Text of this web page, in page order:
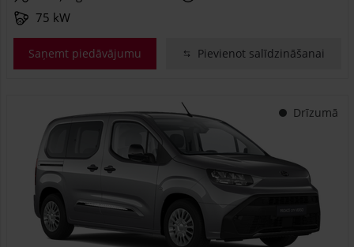
75 kW
Saņemt piedāvājumu Pievienot salīdzināšanai
Drīzumā